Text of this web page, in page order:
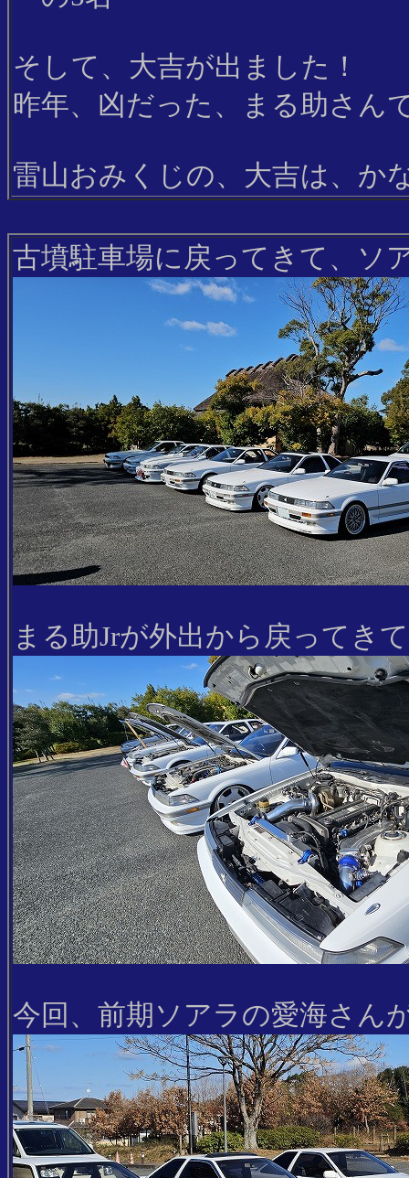
そして、大吉が出ました！
昨年、凶だった、まる助さん
雷山おみくじの、大吉は、か
古墳駐車場に戻ってきて、ソ
まる助Jrが外出から戻ってき
今回、前期ソアラの愛海さん